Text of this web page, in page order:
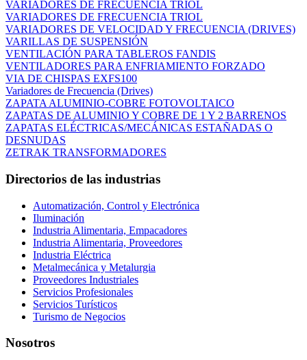
VARIADORES DE FRECUENCIA TRIOL
VARIADORES DE FRECUENCIA TRIOL
VARIADORES DE VELOCIDAD Y FRECUENCIA (DRIVES)
VARILLAS DE SUSPENSIÓN
VENTILACIÓN PARA TABLEROS FANDIS
VENTILADORES PARA ENFRIAMIENTO FORZADO
VIA DE CHISPAS EXFS100
Variadores de Frecuencia (Drives)
ZAPATA ALUMINIO-COBRE FOTOVOLTAICO
ZAPATAS DE ALUMINIO Y COBRE DE 1 Y 2 BARRENOS
ZAPATAS ELÉCTRICAS/MECÁNICAS ESTAÑADAS O
DESNUDAS
ZETRAK TRANSFORMADORES
Directorios de las industrias
Automatización, Control y Electrónica
Iluminación
Industria Alimentaria, Empacadores
Industria Alimentaria, Proveedores
Industria Eléctrica
Metalmecánica y Metalurgia
Proveedores Industriales
Servicios Profesionales
Servicios Turísticos
Turismo de Negocios
Nosotros